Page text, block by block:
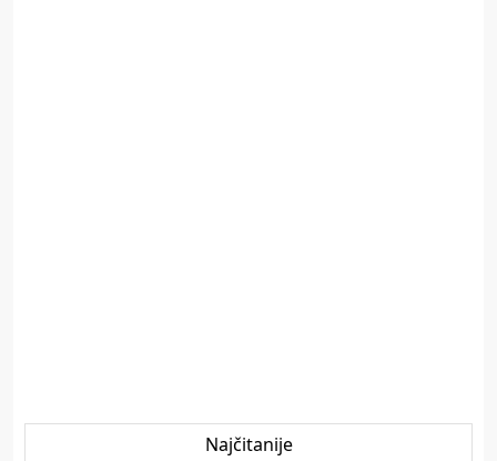
Najčitanije